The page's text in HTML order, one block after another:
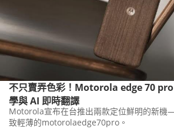
不只賣弄色彩！Motorola edge 70
學與 AI 即時翻譯
Motorola宣布在台推出兩款定位鮮明的新
致輕薄的motorolaedge70pro。